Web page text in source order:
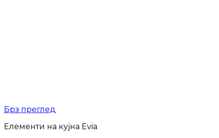
Брз преглед
Елементи на кујна Evia